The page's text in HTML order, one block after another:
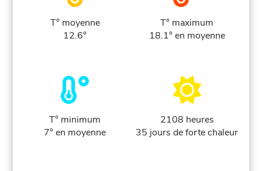
T° moyenne
12.6°
T° maximum
18.1° en moyenne
T° minimum
7° en moyenne
2108 heures
35 jours de forte chaleur